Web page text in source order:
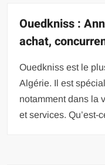
Ouedkniss :
achat,
Ouedkniss est le
Algérie. Il est
notamment dans la
et services. Qu’est-